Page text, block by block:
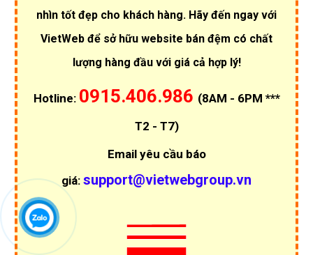
nhìn tốt đẹp cho khách hàng. Hãy đến ngay với
VietWeb để sở hữu website bán đệm có chất
lượng hàng đầu với giá cả hợp lý!
Hotline: 0915.406.986 (8AM - 6PM ***
T2 - T7)
Email yêu cầu báo
giá: support@vietwebgroup.vn